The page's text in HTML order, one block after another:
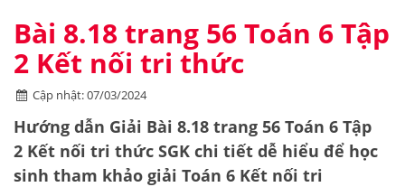
Bài 8.18 trang 56 Toán 6 Tập
2 Kết nối tri thức
Cập nhật: 07/03/2024
Hướng dẫn Giải Bài 8.18 trang 56 Toán 6 Tập
2 Kết nối tri thức SGK chi tiết dễ hiểu để học
sinh tham khảo giải Toán 6 Kết nối tri